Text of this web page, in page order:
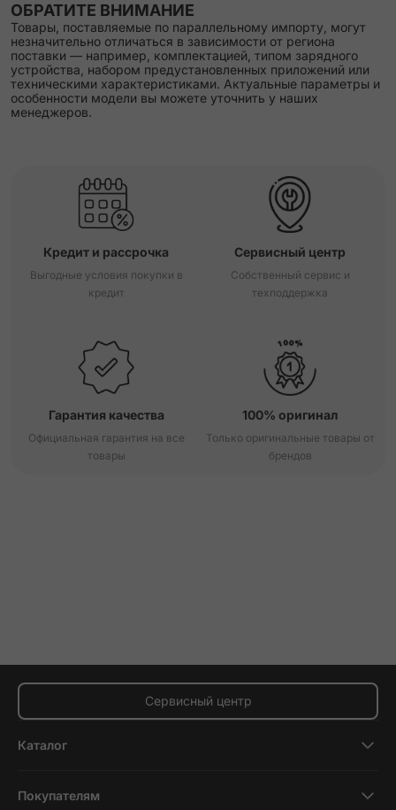
ОБРАТИТЕ ВНИМАНИЕ
Товары, поставляемые по параллельному импорту, могут
незначительно отличаться в зависимости от региона
поставки — например, комплектацией, типом зарядного
устройства, набором предустановленных приложений или
техническими характеристиками. Актуальные параметры и
особенности модели вы можете уточнить у наших
менеджеров.
Кредит и рассрочка
Выгодные условия покупки в
кредит
Сервисный центр
Собственный сервис и
техподдержка
Гарантия качества
Официальная гарантия на все
товары
100% оригинал
Только оригинальные товары от
брендов
Сервисный центр
Каталог
Планшеты
Покупателям